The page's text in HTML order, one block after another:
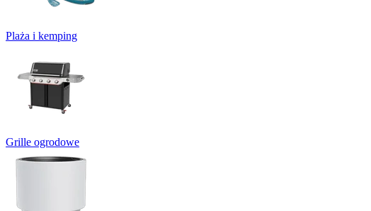
Plaża i kemping
Grille ogrodowe